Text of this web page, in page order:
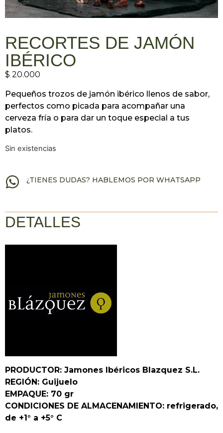
RECORTES DE JAMÓN
IBÉRICO
$ 20.000
Pequeños trozos de jamón ibérico llenos de sabor,
perfectos como picada para acompañar una
cerveza fría o para dar un toque especial a tus
platos.
Sin existencias
¿TIENES DUDAS? HABLEMOS POR WHATSAPP
DETALLES
PRODUCTOR: Jamones Ibéricos Blazquez S.L.
REGIÓN: Guijuelo
EMPAQUE: 70 gr
CONDICIONES DE ALMACENAMIENTO: refrigerado,
de +1° a +5° C